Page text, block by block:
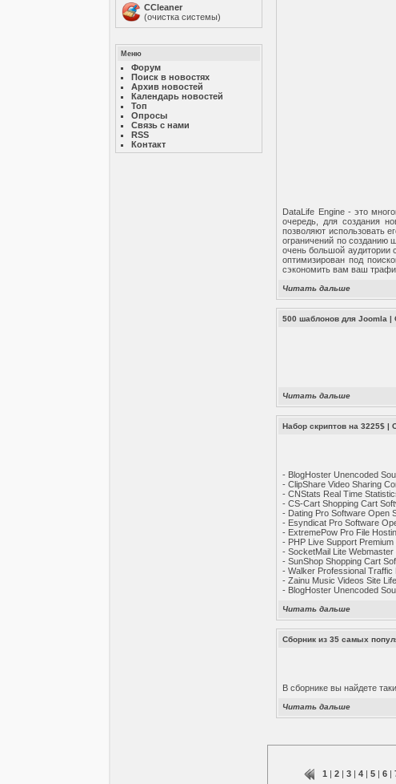
ССleaner
(очистка системы)
Меню
Форум
Поиск в новостях
Архив новостей
Календарь новостей
Топ
Опросы
Связь с нами
RSS
Контакт
DataLife Engine - это
очередь, для создания
позволяют использовать
ограничений по созданию
очень большой аудитории
оптимизирован под
сэкономить вам ваш
Читать дальше
500 шаблонов для Joomla |
Читать дальше
Набор скриптов на 3225$ |
- BlogHoster Unencoded
- ClipShare Video Sharing
- CNStats Real Time
- CS-Cart Shopping Cart
- Dating Pro Software Open
- Esyndicat Pro Software
- ExtremePow Pro File
- PHP Live Support
- SocketMail Lite
- SunShop Shopping Cart
- Walker Professional
- Zainu Music Videos Site
- BlogHoster Unencoded
Читать дальше
Сборник из 35 самых
В сборнике вы найдете
Читать дальше
1 |2 |3 |4 |5 |6 |